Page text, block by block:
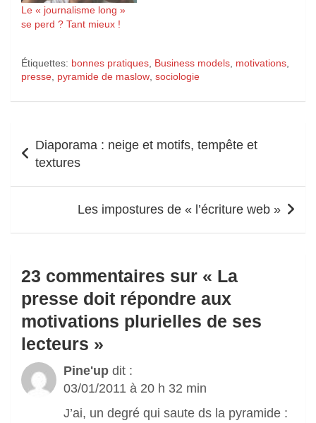
Le « journalisme long »
se perd ? Tant mieux !
Étiquettes: bonnes pratiques Business models motivations
presse pyramide de maslow sociologie
de
Diaporama : neige et motifs, tempête et
textures
Les impostures de « l’écriture web »
23 commentaires sur « La
presse doit répondre aux
motivations plurielles de ses
lecteurs »
Pine'up dit :
03/01/2011 à 20 h 32 min
J’ai, un degré qui saute ds la pyramide :